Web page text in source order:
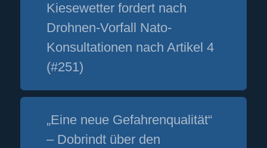
Kiesewetter fordert nach
Drohnen-Vorfall Nato-
Konsultationen nach Artikel 4
(#251)
„Eine neue Gefahrenqualität“
– Dobrindt über den